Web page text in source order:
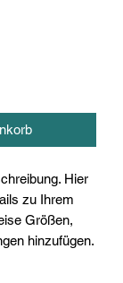
Hier
zu Ihrem
Größen,
hinzufügen.